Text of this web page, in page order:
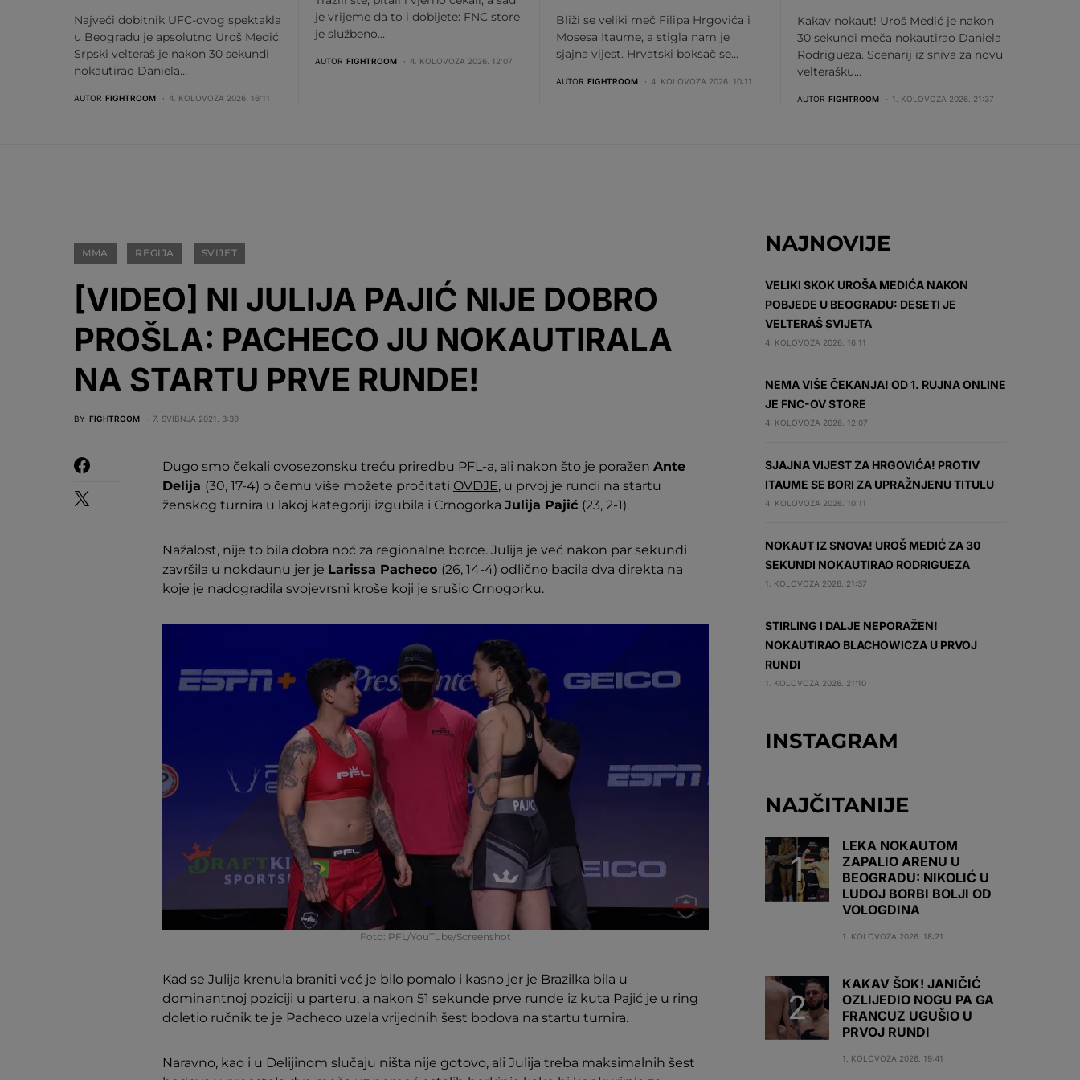
Najveći dobitnik UFC-ovog spektakla
u Beogradu je apsolutno Uroš Medić.
Srpski velteraš je nakon 30 sekundi
nokautirao Daniela…
AUTOR FIGHTROOM 4. KOLOVOZA 2026. 16:11
je vrijeme da to i dobijete: FNC store
je službeno…
AUTOR FIGHTROOM 4. KOLOVOZA 2026. 12:07
Bliži se veliki meč Filipa Hrgovića i
Mosesa Itaume, a stigla nam je
sjajna vijest. Hrvatski boksač se…
AUTOR FIGHTROOM 4. KOLOVOZA 2026. 10:11
Kakav nokaut! Uroš Medić je nakon
30 sekundi meča nokautirao Daniela
Rodrigueza. Scenarij iz sniva za novu
velterašku…
AUTOR FIGHTROOM 1. KOLOVOZA 2026. 21:37
MMA REGIJA SVIJET
[VIDEO] NI JULIJA PAJIĆ NIJE DOBRO
PROŠLA: PACHECO JU NOKAUTIRALA
NA STARTU PRVE RUNDE!
BY FIGHTROOM 7. SVIBNJA 2021. 3:39
Dugo smo čekali ovosezonsku treću priredbu PFL-a, ali nakon što je poražen Ante
Delija (30, 17-4) o čemu više možete pročitati OVDJE, u prvoj je rundi na startu
ženskog turnira u lakoj kategoriji izgubila i Crnogorka Julija Pajić (23, 2-1).
Nažalost, nije to bila dobra noć za regionalne borce. Julija je već nakon par sekundi
završila u nokdaunu jer je Larissa Pacheco (26, 14-4) odlično bacila dva direkta na
koje je nadogradila svojevrsni kroše koji je srušio Crnogorku.
Foto: PFL/YouTube/Screenshot
Kad se Julija krenula braniti već je bilo pomalo i kasno jer je Brazilka bila u
dominantnoj poziciji u parteru, a nakon 51 sekunde prve runde iz kuta Pajić je u ring
doletio ručnik te je Pacheco uzela vrijednih šest bodova na startu turnira.
Naravno, kao i u Delijinom slučaju ništa nije gotovo, ali Julija treba maksimalnih šest
NAJNOVIJE
VELIKI SKOK UROŠA MEDIĆA NAKON
POBJEDE U BEOGRADU: DESETI JE
VELTERAŠ SVIJETA
4. KOLOVOZA 2026. 16:11
NEMA VIŠE ČEKANJA! OD 1. RUJNA ONLINE
JE FNC-OV STORE
4. KOLOVOZA 2026. 12:07
SJAJNA VIJEST ZA HRGOVIĆA! PROTIV
ITAUME SE BORI ZA UPRAŽNJENU TITULU
4. KOLOVOZA 2026. 10:11
NOKAUT IZ SNOVA! UROŠ MEDIĆ ZA 30
SEKUNDI NOKAUTIRAO RODRIGUEZA
1. KOLOVOZA 2026. 21:37
STIRLING I DALJE NEPORAŽEN!
NOKAUTIRAO BLACHOWICZA U PRVOJ
RUNDI
1. KOLOVOZA 2026. 21:10
INSTAGRAM
NAJČITANIJE
LEKA NOKAUTOM
ZAPALIO ARENU U
BEOGRADU: NIKOLIĆ U
LUDOJ BORBI BOLJI OD
VOLOGDINA
1. KOLOVOZA 2026. 18:21
KAKAV ŠOK! JANIČIĆ
OZLIJEDIO NOGU PA GA
FRANCUZ UGUŠIO U
PRVOJ RUNDI
1. KOLOVOZA 2026. 19:41